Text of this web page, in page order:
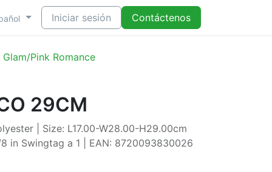
Iniciar sesión Contáctenos
Glam/Pink Romance
29CM
| Size: L17.00-W28.00-H29.00cm
in Swingtag a 1 | EAN: 8720093830026